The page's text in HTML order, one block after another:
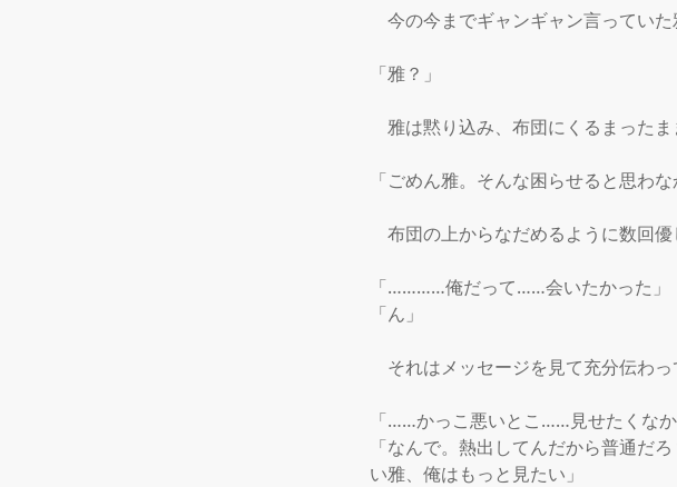
今の今までギャンギャン言っていた
「雅？」
雅は黙り込み、布団にくるまったま
「ごめん雅。そんな困らせると思わ
布団の上からなだめるように数回優
「…………俺だって……会いたかった」
「ん」
それはメッセージを見て充分伝わっ
「……かっこ悪いとこ……見せたくな
「なんで。熱出してんだから普通だ
い雅、俺はもっと見たい」